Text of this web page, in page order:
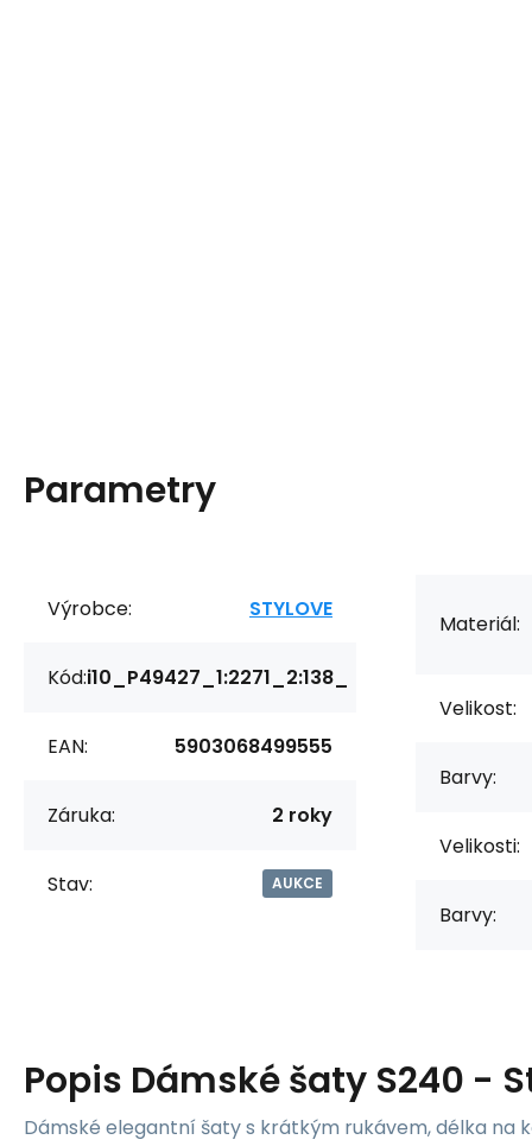
Parametry
Výrobce: STYLOVE
Kód:i10_P49427_1:2271_2:138_
EAN: 5903068499555
Záruka: 2 roky
Stav: AUKCE
Materiál:
Velikost:
Barvy:
Velikosti:
Barvy:
Popis Dámské šaty S240 -
Dámské elegantní šaty s krátkým rukávem, délka na